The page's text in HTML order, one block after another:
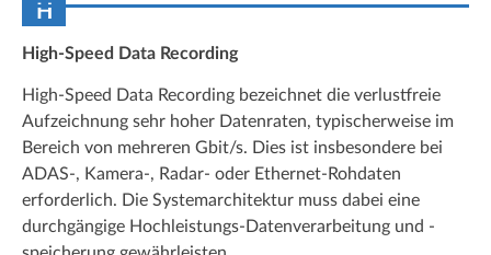
H
High-Speed Data Recording
High-Speed Data Recording bezeichnet die verlustfreie
Aufzeichnung sehr hoher Datenraten, typischerweise im
Bereich von mehreren Gbit/s. Dies ist insbesondere bei
ADAS-, Kamera-, Radar- oder Ethernet-Rohdaten
erforderlich. Die Systemarchitektur muss dabei eine
durchgängige Hochleistungs-Datenverarbeitung und -